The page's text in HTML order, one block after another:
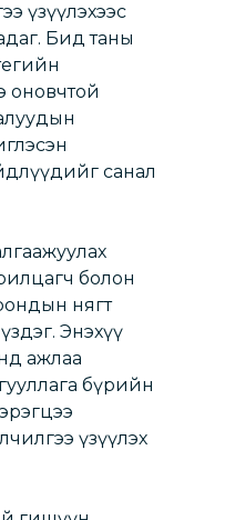
үзүүлэхээс
Бид таны
оновчтой
санал
болон
нягт
Энэхүү
ажлаа
бүрийн
үзүүлэх